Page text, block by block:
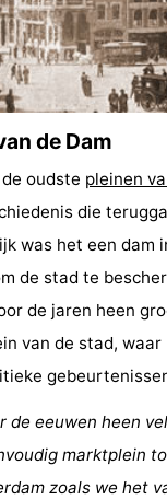
de Dam
oudste pleinen
die
was het een dam
de stad te
de jaren heen
van de stad, waar
de eeuwen heen
marktplein
zoals we het